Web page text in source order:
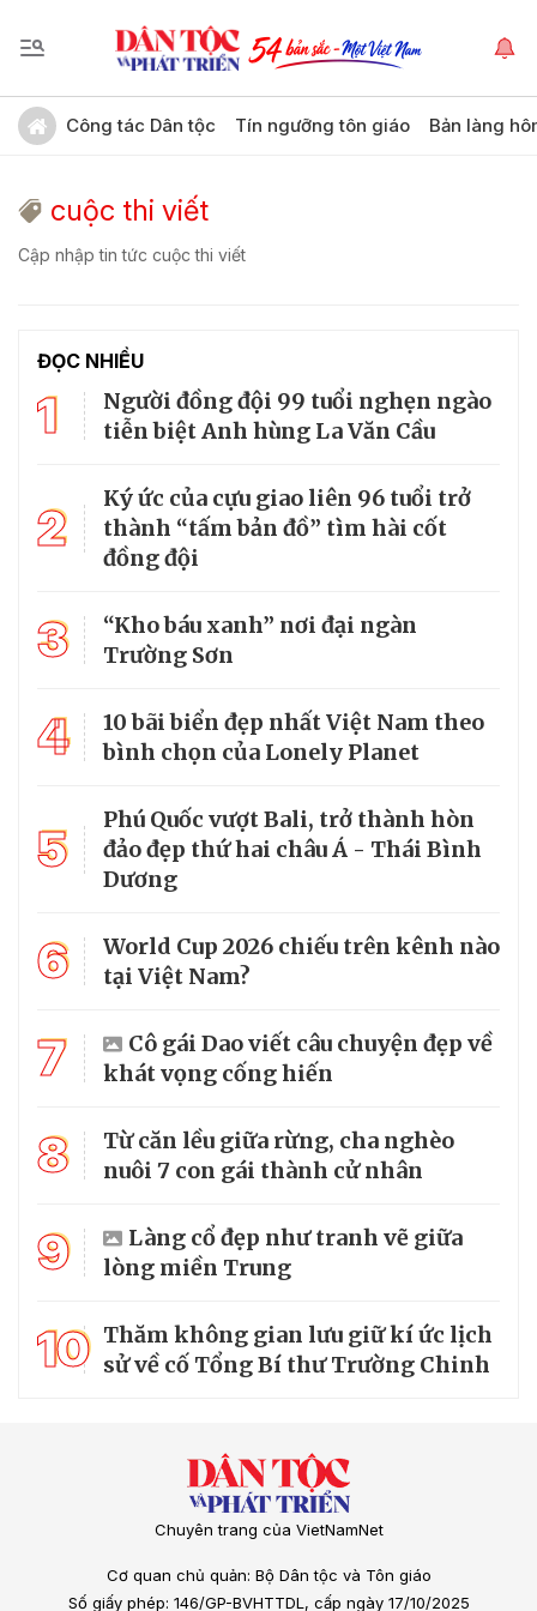
Công tác Dân tộc Tín ngưỡng tôn giáo Bản làng
cuộc thi viết
Cập nhập tin tức cuộc thi viết
ĐỌC NHIỀU
1
Người đồng đội 99 tuổi nghẹn ngào
tiễn biệt Anh hùng La Văn Cầu
2
Ký ức của cựu giao liên 96 tuổi trở
thành “tấm bản đồ” tìm hài cốt
đồng đội
3
“Kho báu xanh” nơi đại ngàn
Trường Sơn
4
10 bãi biển đẹp nhất Việt Nam theo
bình chọn của Lonely Planet
5
Phú Quốc vượt Bali, trở thành hòn
đảo đẹp thứ hai châu Á - Thái Bình
Dương
6
World Cup 2026 chiếu trên kênh nào
tại Việt Nam?
7
Cô gái Dao viết câu chuyện đẹp về
khát vọng cống hiến
8
Từ căn lều giữa rừng, cha nghèo
nuôi 7 con gái thành cử nhân
9
Làng cổ đẹp như tranh vẽ giữa
lòng miền Trung
10 Thăm không gian lưu giữ kí ức lịch
sử về cố Tổng Bí thư Trường Chinh
Chuyên trang của VietNamNet
Cơ quan chủ quản: Bộ Dân tộc và Tôn giáo
Số giấy phép: 146/GP-BVHTTDL, cấp ngày 17/10/2025